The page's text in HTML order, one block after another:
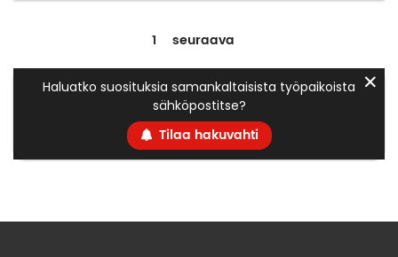
1 seuraava
Haluatko suosituksia samankaltaisista työpaikoista
sähköpostitse?
Tilaa hakuvahti
✕